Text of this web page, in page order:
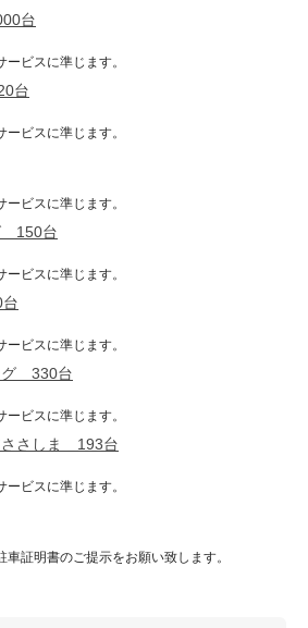
台
ビスに準じます。
台
ビスに準じます。
ビスに準じます。
150台
ビスに準じます。
ビスに準じます。
グ 330台
ビスに準じます。
ささしま 193台
ビスに準じます。
証明書のご提示をお願い致します。